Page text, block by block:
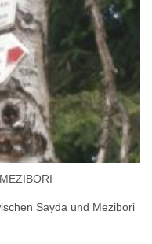
Sayda und Mezibori